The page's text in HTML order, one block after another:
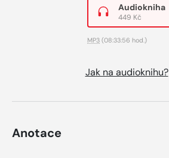
Audiokniha
449 Kč
MP3 (08:33:56 hod.)
Jak na audioknihu?
Anotace